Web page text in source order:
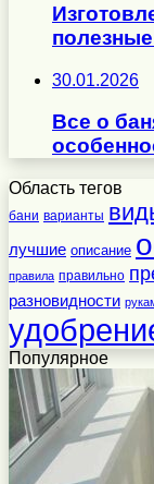
30.01.2026
Все о
Область тегов
бани варианты
лучшие описание
правила правильно
разновидности
Популярное